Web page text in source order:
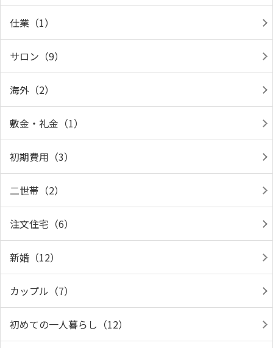
仕業（1）
サロン（9）
海外（2）
敷金・礼金（1）
初期費用（3）
二世帯（2）
注文住宅（6）
新婚（12）
カップル（7）
初めての一人暮らし（12）